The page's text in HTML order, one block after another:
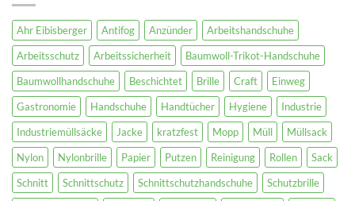
Ahr Eibisberger Antifog Anzünder
Arbeitshandschuhe
Arbeitsschutz
Arbeitssicherheit
Baumwoll-Trikot-Handschuhe
Baumwollhandschuhe
Beschichtet Brille Craft
Einweg
Gastronomie
Handschuhe Handtücher Hygiene
Industrie
Industriemüllsäcke
Jacke kratzfest Mopp Müll
Müllsack
Nylon
Nylonbrille Papier Putzen Reinigung Rollen
Sack
Schnitt
Schnittschutz Schnittschutzhandschuhe
Schutzbrille